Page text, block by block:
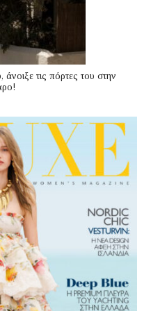
τις πόρτες του στην